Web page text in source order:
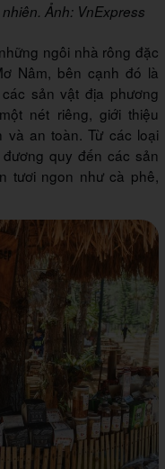
Ảnh: VnExpress
ngôi nhà rông đặc
Nâm, bên cạnh đó là
sản vật địa phương
nét riêng, giới thiệu
và an toàn. Từ các loại
quy đến các sản
tươi ngon như cà phê,